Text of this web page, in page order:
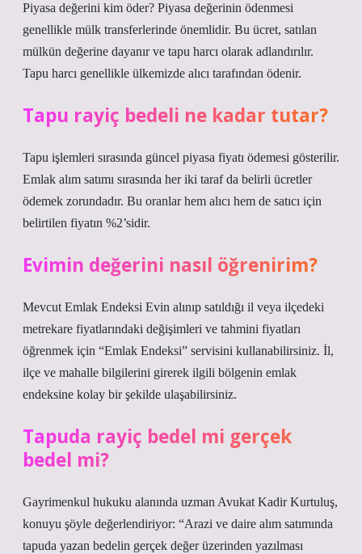
Piyasa değerini kim öder? Piyasa değerinin ödenmesi
genellikle mülk transferlerinde önemlidir. Bu ücret, satılan
mülkün değerine dayanır ve tapu harcı olarak adlandırılır.
Tapu harcı genellikle ülkemizde alıcı tarafından ödenir.
Tapu rayiç bedeli ne kadar tutar?
Tapu işlemleri sırasında güncel piyasa fiyatı ödemesi gösterilir.
Emlak alım satımı sırasında her iki taraf da belirli ücretler
ödemek zorundadır. Bu oranlar hem alıcı hem de satıcı için
belirtilen fiyatın %2’sidir.
Evimin değerini nasıl öğrenirim?
Mevcut Emlak Endeksi Evin alınıp satıldığı il veya ilçedeki
metrekare fiyatlarındaki değişimleri ve tahmini fiyatları
öğrenmek için “Emlak Endeksi” servisini kullanabilirsiniz. İl,
ilçe ve mahalle bilgilerini girerek ilgili bölgenin emlak
endeksine kolay bir şekilde ulaşabilirsiniz.
Tapuda rayiç bedel mi gerçek
bedel mi?
Gayrimenkul hukuku alanında uzman Avukat Kadir Kurtuluş,
konuyu şöyle değerlendiriyor: “Arazi ve daire alım satımında
tapuda yazan bedelin gerçek değer üzerinden yazılması